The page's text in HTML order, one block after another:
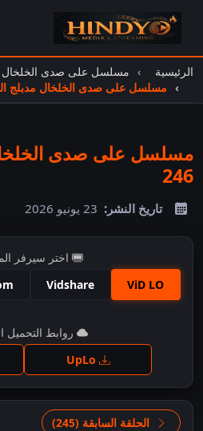
الرئيسية
مسلسل على صدى الخلخال
مسلسل على صدى الخلخال مدبلج
مسلسل على صدى
246
تاريخ النشر: 23 يونيو 2026
اختر سيرفر
ViD LO
Vidshare
اضغط
روابط التحميل
الحلقة السابقة (245)